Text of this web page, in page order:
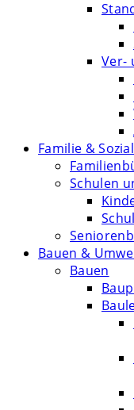
Ver-
Familie &
Schulen
Bauen &
Bauen